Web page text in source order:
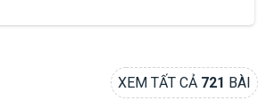
XEM TẤT CẢ 721 BÀI